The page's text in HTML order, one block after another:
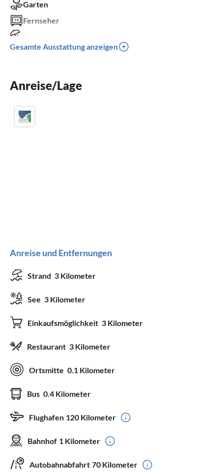
Garten
Fernseher
Kinderbett
Grill
Gesamte Ausstattung anzeigen
Anreise/Lage
Anreise und Entfernungen
Strand 3 Kilometer
See 3 Kilometer
Einkaufsmöglichkeit 3 Kilometer
Restaurant 3 Kilometer
Ortsmitte 0.1 Kilometer
Bus 0.4 Kilometer
Flughafen 120 Kilometer
Bahnhof 1 Kilometer
Autobahnabfahrt 70 Kilometer